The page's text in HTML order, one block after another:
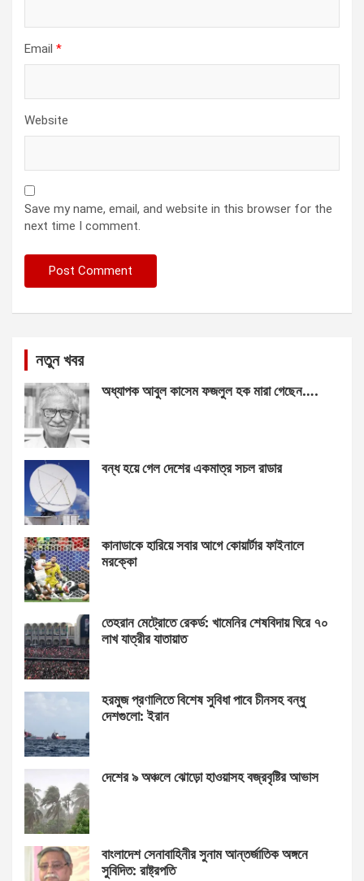
Email *
Website
Save my name, email, and website in this browser for the
next time I comment.
নতুন খবর
অধ্যাপক আবুল কাসেম ফজলুল হক মারা গেছেন….
বন্ধ হয়ে গেল দেশের একমাত্র সচল রাডার
কানাডাকে হারিয়ে সবার আগে কোয়ার্টার ফাইনালে
মরক্কো
তেহরান মেট্রোতে রেকর্ড: খামেনির শেষবিদায় ঘিরে ৭০
লাখ যাত্রীর যাতায়াত
হরমুজ প্রণালিতে বিশেষ সুবিধা পাবে চীনসহ বন্ধু
দেশগুলো: ইরান
দেশের ৯ অঞ্চলে ঝোড়ো হাওয়াসহ বজ্রবৃষ্টির আভাস
বাংলাদেশ সেনাবাহিনীর সুনাম আন্তর্জাতিক অঙ্গনে
সুবিদিত: রাষ্ট্রপতি